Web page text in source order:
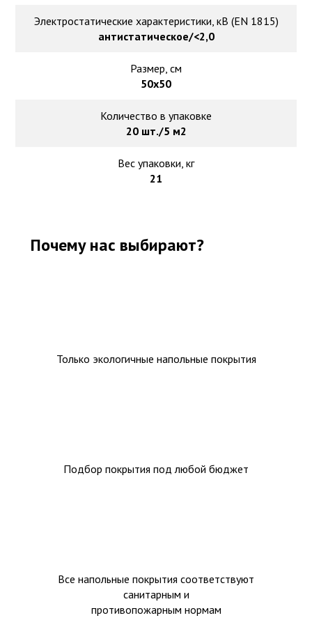
Электростатические характеристики, кВ (EN 1815)
антистатическое/<2,0
Размер, см
50х50
Количество в упаковке
20 шт./5 м2
Вес упаковки, кг
21
Почему нас выбирают?
Только экологичные напольные покрытия
Подбор покрытия под любой бюджет
Все напольные покрытия соответствуют
санитарным и
противопожарным нормам